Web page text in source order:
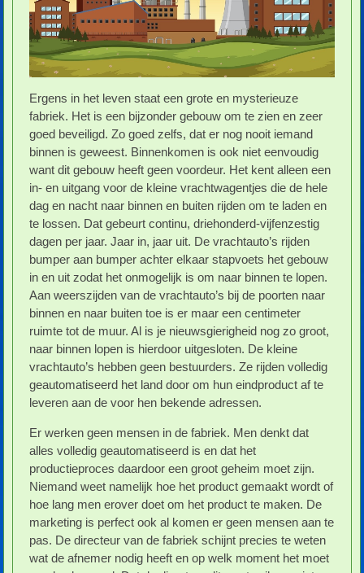
Ergens in het leven staat een grote en mysterieuze
fabriek. Het is een bijzonder gebouw om te zien en zeer
goed beveiligd. Zo goed zelfs, dat er nog nooit iemand
binnen is geweest. Binnenkomen is ook niet eenvoudig
want dit gebouw heeft geen voordeur. Het kent alleen een
in- en uitgang voor de kleine vrachtwagentjes die de hele
dag en nacht naar binnen en buiten rijden om te laden en
te lossen. Dat gebeurt continu, driehonderd-vijfenzestig
dagen per jaar. Jaar in, jaar uit. De vrachtauto’s rijden
bumper aan bumper achter elkaar stapvoets het gebouw
in en uit zodat het onmogelijk is om naar binnen te lopen.
Aan weerszijden van de vrachtauto’s bij de poorten naar
binnen en naar buiten toe is er maar een centimeter
ruimte tot de muur. Al is je nieuwsgierigheid nog zo groot,
naar binnen lopen is hierdoor uitgesloten. De kleine
vrachtauto’s hebben geen bestuurders. Ze rijden volledig
geautomatiseerd het land door om hun eindproduct af te
leveren aan de voor hen bekende adressen.
Er werken geen mensen in de fabriek. Men denkt dat
alles volledig geautomatiseerd is en dat het
productieproces daardoor een groot geheim moet zijn.
Niemand weet namelijk hoe het product gemaakt wordt of
hoe lang men erover doet om het product te maken. De
marketing is perfect ook al komen er geen mensen aan te
pas. De directeur van de fabriek schijnt precies te weten
wat de afnemer nodig heeft en op welk moment het moet